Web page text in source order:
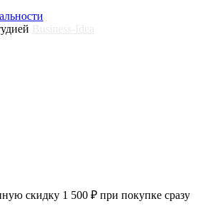
скидку 1 500 ₽ при покупке сразу